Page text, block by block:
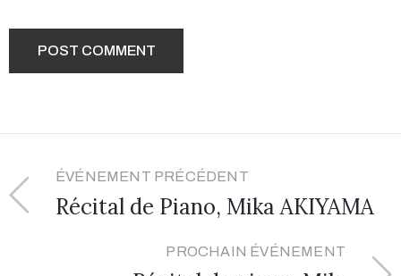
ÉVÉNEMENT PRÉCÉDENT
Récital de Piano, Mika AKIYAMA
PROCHAIN ÉVÉNEMENT